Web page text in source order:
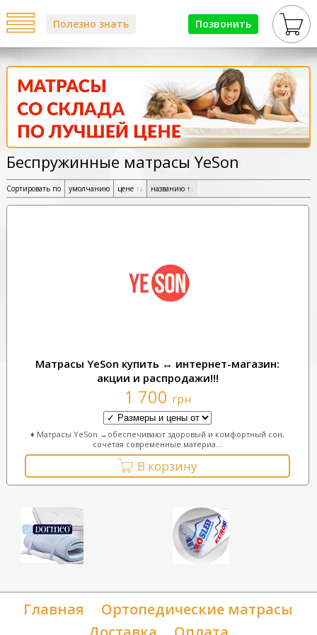
Позвонить
Полезно знать
Беспружинные матрасы YeSon
Сортировать по умолчанию цене ↑↓ названию ↑ ↓
Матрасы YeSon купить ↔ интернет-магазин:
акции и распродажи!!!
1 700 грн
♦ Матрасы YeSon →обеспечивают здоровый и комфортный сон,
сочетая современные материа...
В корзину
Главная
Ортопедические матрасы